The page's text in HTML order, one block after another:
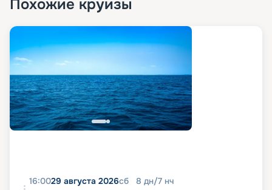
Похожие круизы
16:0029 августа 2026сб 8 дн/7 нч